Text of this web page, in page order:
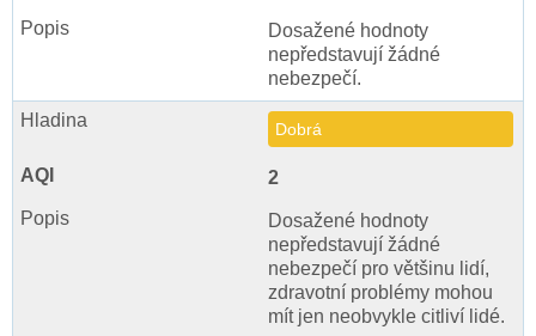
Dosažené hodnoty
nepředstavují žádné
nebezpečí.
Dobrá
2
Dosažené hodnoty
nepředstavují žádné
nebezpečí pro většinu lidí,
zdravotní problémy mohou
mít jen neobvykle citliví lidé.